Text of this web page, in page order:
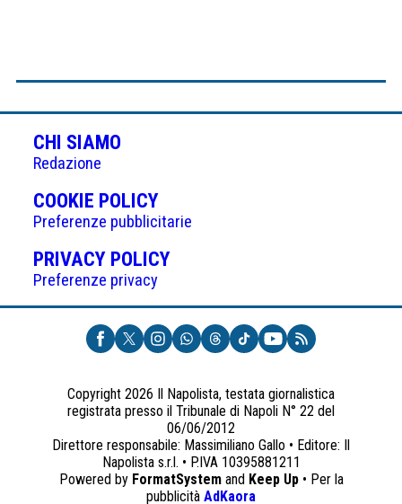
CHI SIAMO
Redazione
COOKIE POLICY(APRE
IN
UNA
NUOVA
Preferenze pubblicitarie
PRIVACY POLICY(APRE
UNA
NUOVA
SCHEDA)
Preferenze privacy
Copyright 2026 Il Napolista, testata giornalistica
registrata presso il Tribunale di Napoli N° 22 del
06/06/2012
Direttore responsabile: Massimiliano Gallo • Editore: Il
Napolista s.r.l. • P.IVA 10395881211
Powered by FormatSystemand Keep Up• Per la
pubblicità AdKaora